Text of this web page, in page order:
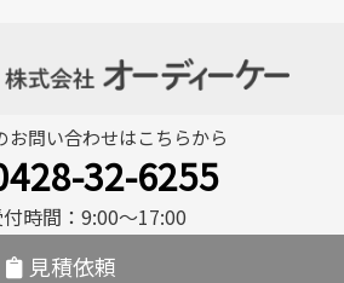
お問い合わせはこちらから
32-6255
時間：9:00〜17:00
見積依頼